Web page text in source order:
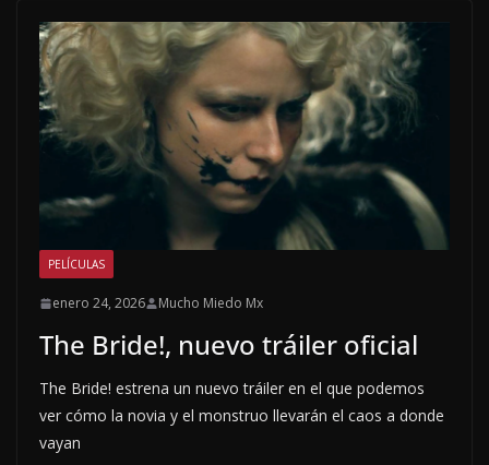
PELÍCULAS
enero 24, 2026 Mucho Miedo Mx
The Bride!, nuevo tráiler oficial
The Bride! estrena un nuevo tráiler en el que podemos
ver cómo la novia y el monstruo llevarán el caos a donde
vayan